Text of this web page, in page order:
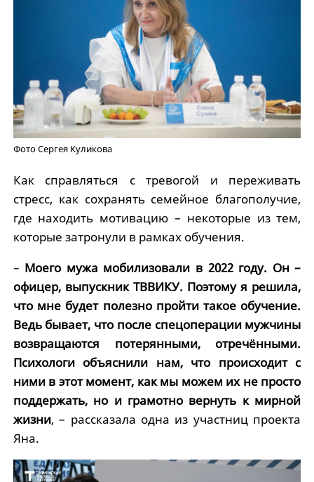
Фото Сергея Куликова
Как справляться с тревогой и переживать
стресс, как сохранять семейное благополучие,
где находить мотивацию – некоторые из тем,
которые затронули в рамках обучения.
– Моего мужа мобилизовали в 2022 году. Он –
офицер, выпускник ТВВИКУ. Поэтому я решила,
что мне будет полезно пройти такое обучение.
Ведь бывает, что после спецоперации мужчины
возвращаются потерянными, отречёнными.
Психологи объяснили нам, что происходит с
ними в этот момент, как мы можем их не просто
поддержать, но и грамотно вернуть к мирной
жизни, – рассказала одна из участниц проекта
Яна.